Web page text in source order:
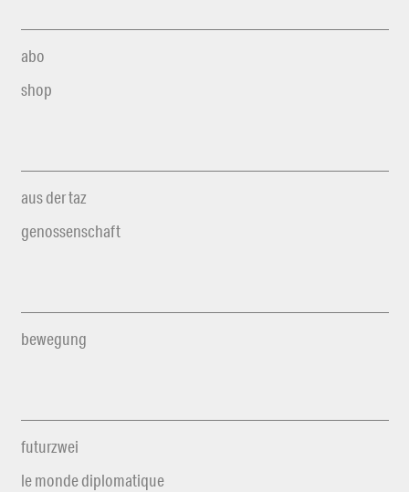
abo
shop
aus der taz
genossenschaft
bewegung
futurzwei
le monde diplomatique